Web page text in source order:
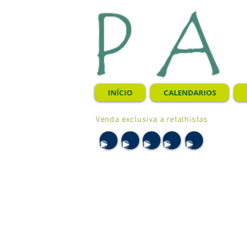
INÍCIO CALENDARIOS
Venda exclusiva a retalhistas